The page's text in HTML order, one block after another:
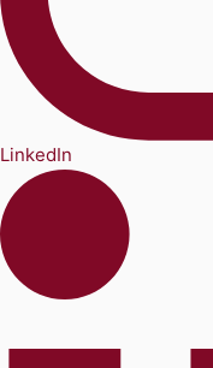
LinkedIn